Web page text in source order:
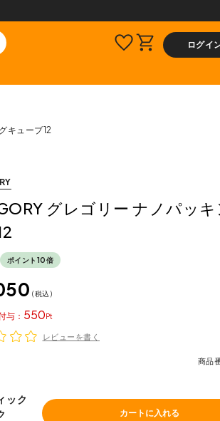
ログイ
キューブ12
グレゴリー ナノパッキ
ポイント10倍
税込
550
レビューを書く
商品
ック
カートに入れる